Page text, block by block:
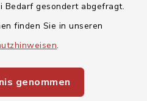
gesondert abgefragt.
finden Sie in unseren
.
genommen